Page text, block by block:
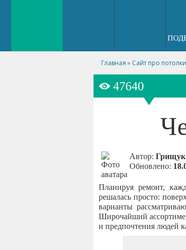
Главная » Сайт про потолки
47640
Автор: Грищук
Обновлено:
Планируя ремонт,
решалась просто:
варианты
Широчайший
и предпочтения людей